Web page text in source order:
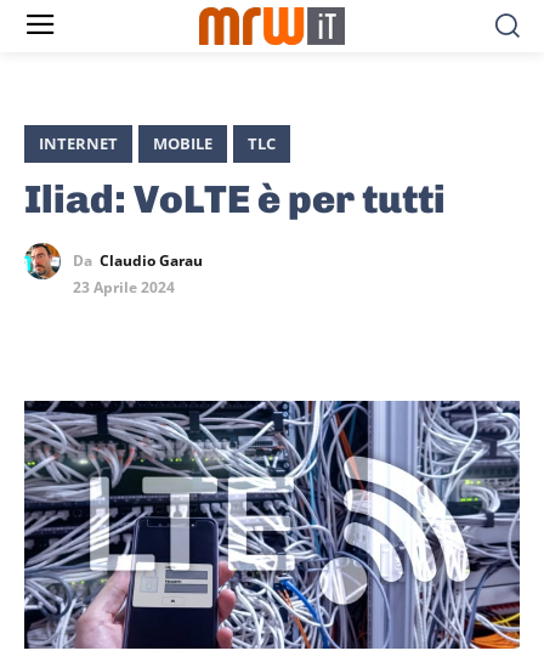
INTERNET MOBILE TLC
Iliad: VoLTE è per tutti
Da Claudio Garau
23 Aprile 2024